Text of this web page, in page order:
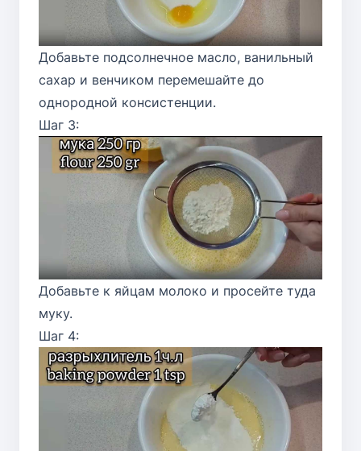
Добавьте подсолнечное масло, ванильный
сахар и венчиком перемешайте до
однородной консистенции.
Шаг 3:
Добавьте к яйцам молоко и просейте туда
муку.
Шаг 4: